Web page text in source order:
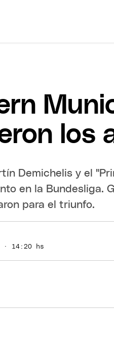
los
Demichelis y el
en la Bundesliga.
para el triunfo.
· 14:20 hs